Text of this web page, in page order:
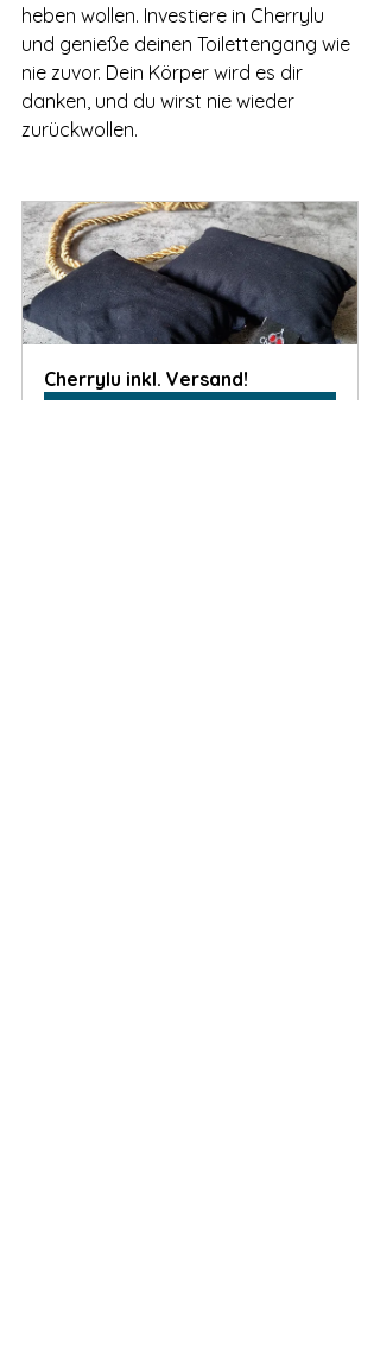
heben wollen. Investiere in Cherrylu
und genieße deinen Toilettengang wie
nie zuvor. Dein Körper wird es dir
danken, und du wirst nie wieder
zurückwollen.
Cherrylu inkl. Versand!